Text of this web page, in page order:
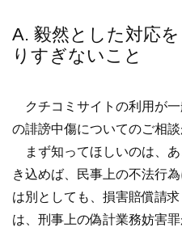
A. 毅然とした対応
りすぎないこと
クチコミサイトの利用が
の誹謗中傷についてのご相談
まず知ってほしいのは、
き込めば、民事上の不法行
は別としても、損害賠償請
は、刑事上の偽計業務妨害